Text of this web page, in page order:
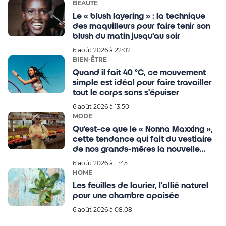
BEAUTÉ
Le « blush layering » : la technique
des maquilleurs pour faire tenir son
blush du matin jusqu'au soir
6 août 2026 à 22:02
BIEN-ÊTRE
Quand il fait 40 °C, ce mouvement
simple est idéal pour faire travailler
tout le corps sans s'épuiser
6 août 2026 à 13:50
MODE
Qu’est-ce que le « Nonna Maxxing »,
cette tendance qui fait du vestiaire
de nos grands-mères la nouvelle
référence mode de l’été ?
6 août 2026 à 11:45
HOME
Les feuilles de laurier, l'allié naturel
pour une chambre apaisée
6 août 2026 à 08:08